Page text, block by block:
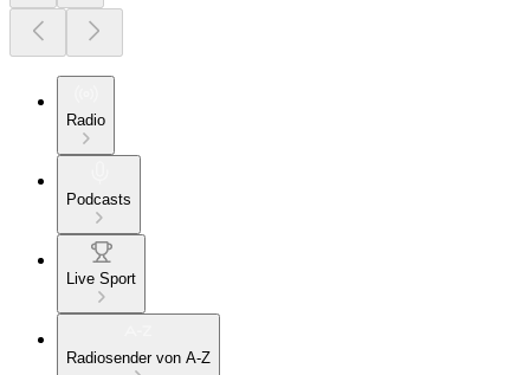
Radio
Podcasts
Live Sport
Radiosender von A-Z